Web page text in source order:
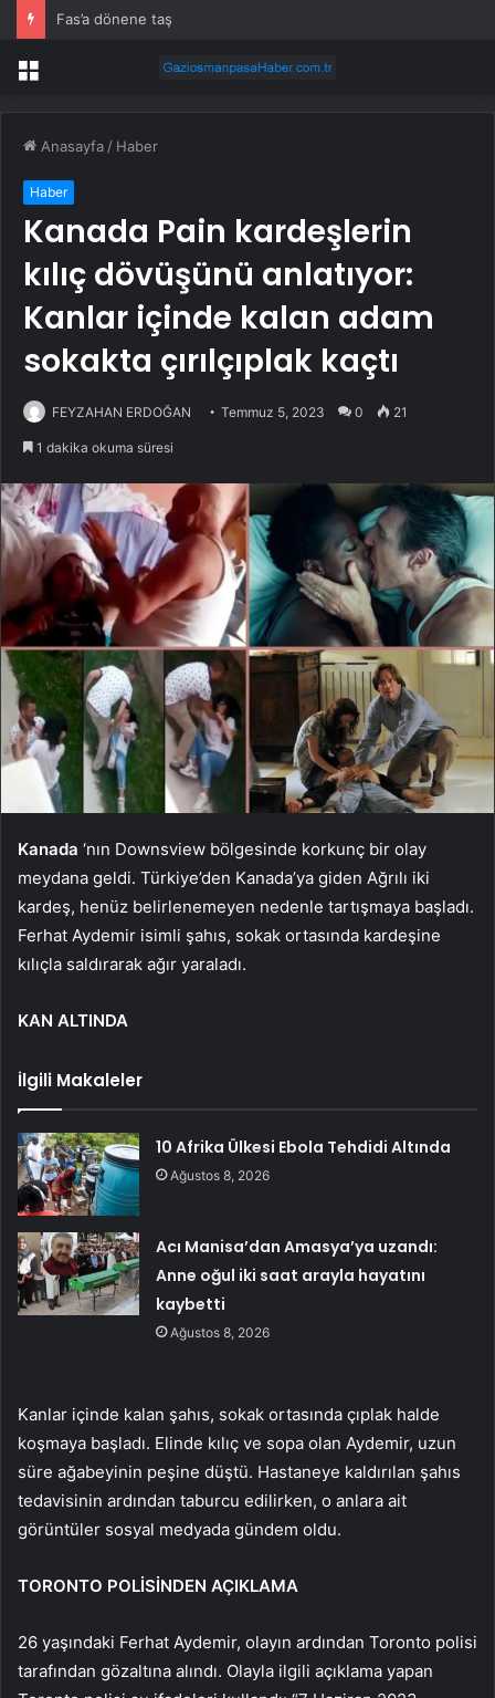
Fas’a dönene taş
Menü
Anasayfa / Haber
Haber
Kanada Pain kardeşlerin
kılıç dövüşünü anlatıyor:
Kanlar içinde kalan adam
sokakta çırılçıplak kaçtı
FEYZAHAN ERDOĞAN Temmuz 5, 2023 0 21
1 dakika okuma süresi
Kanada ‘nın Downsview bölgesinde korkunç bir olay
meydana geldi. Türkiye’den Kanada’ya giden Ağrılı iki
kardeş, henüz belirlenemeyen nedenle tartışmaya başladı.
Ferhat Aydemir isimli şahıs, sokak ortasında kardeşine
kılıçla saldırarak ağır yaraladı.
KAN ALTINDA
İlgili Makaleler
10 Afrika Ülkesi Ebola Tehdidi Altında
Ağustos 8, 2026
Acı Manisa’dan Amasya’ya uzandı:
Anne oğul iki saat arayla hayatını
kaybetti
Ağustos 8, 2026
Kanlar içinde kalan şahıs, sokak ortasında çıplak halde
koşmaya başladı. Elinde kılıç ve sopa olan Aydemir, uzun
süre ağabeyinin peşine düştü. Hastaneye kaldırılan şahıs
tedavisinin ardından taburcu edilirken, o anlara ait
görüntüler sosyal medyada gündem oldu.
TORONTO POLİSİNDEN AÇIKLAMA
26 yaşındaki Ferhat Aydemir, olayın ardından Toronto polisi
tarafından gözaltına alındı. Olayla ilgili açıklama yapan